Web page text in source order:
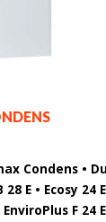
Condens •
E • Ecosy 24
EnviroPlus F 24